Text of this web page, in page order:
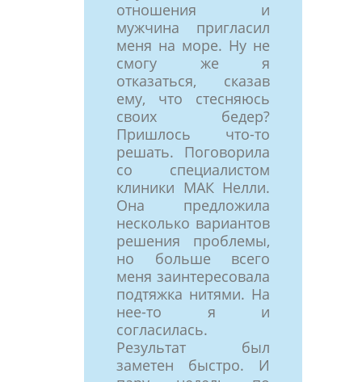
отношения и
мужчина пригласил
меня на море. Ну не
смогу же я
отказаться, сказав
ему, что стесняюсь
своих бедер?
Пришлось что-то
решать. Поговорила
со специалистом
клиники МАК Нелли.
Она предложила
несколько вариантов
решения проблемы,
но больше всего
меня заинтересовала
подтяжка нитями. На
нее-то я и
согласилась.
Результат был
заметен быстро. И